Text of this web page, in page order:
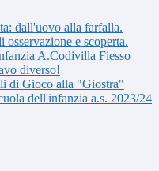
dall'uovo alla farfalla.
osservazione e scoperta.
A.Codivilla Fiesso
diverso!
di Gioco alla "Giostra"
dell'infanzia a.s. 2023/24